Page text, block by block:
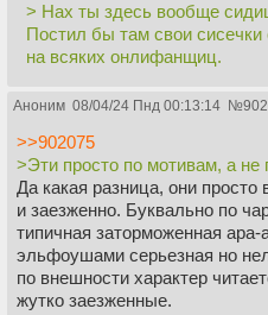
> Нах ты здесь вообще
Постил бы там свои
на всяких онлифанщиц.
Аноним 08/04/24 Пнд 00:13:14 №
>>902075
>Эти просто по мотивам, а
Да какая разница, они
и заезженно. Буквально по
типичная заторможенная
эльфоушами серьезная но
по внешности характер
жутко заезженные.